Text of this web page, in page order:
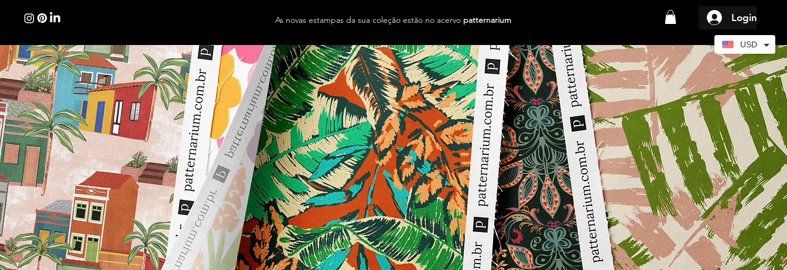
As novas estampas da sua coleção estão no acervo patternarium Login
USD